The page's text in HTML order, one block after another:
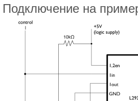
Подключение на